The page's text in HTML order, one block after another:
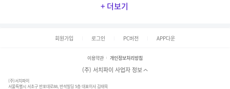
+ 더보기
회원가입 로그인 PC버전 APP다운
이용약관 개인정보처리방침
(주) 서치파이 사업자 정보
(주)서치파이
서울특별시 서초구 반포대로88, 반석빌딩 5층 대표이사 김태묵